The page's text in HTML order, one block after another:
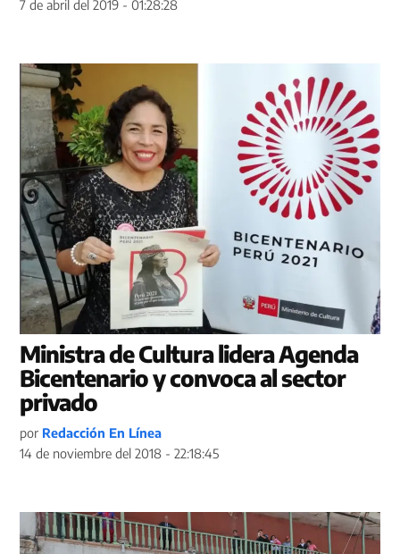
7 de abril del 2019 - 01:28:28
Ministra de Cultura lidera Agenda
Bicentenario y convoca al sector
privado
por Redacción En Línea
14 de noviembre del 2018 - 22:18:45